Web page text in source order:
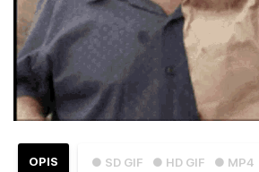
● SD GIF ● HD GIF ● MP4
OPIS